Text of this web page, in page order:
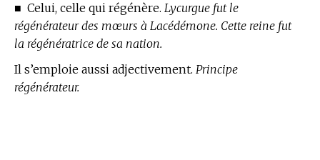
■ Celui, celle qui régénère. Lycurgue fut le
régénérateur des mœurs à Lacédémone. Cette reine fut
la régénératrice de sa nation.
Il s’emploie aussi adjectivement. Principe
régénérateur.